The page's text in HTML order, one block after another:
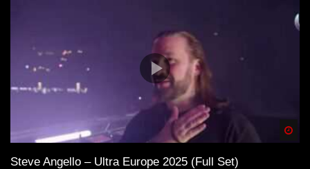
Steve Angello – Ultra Europe 2025 (Full Set)